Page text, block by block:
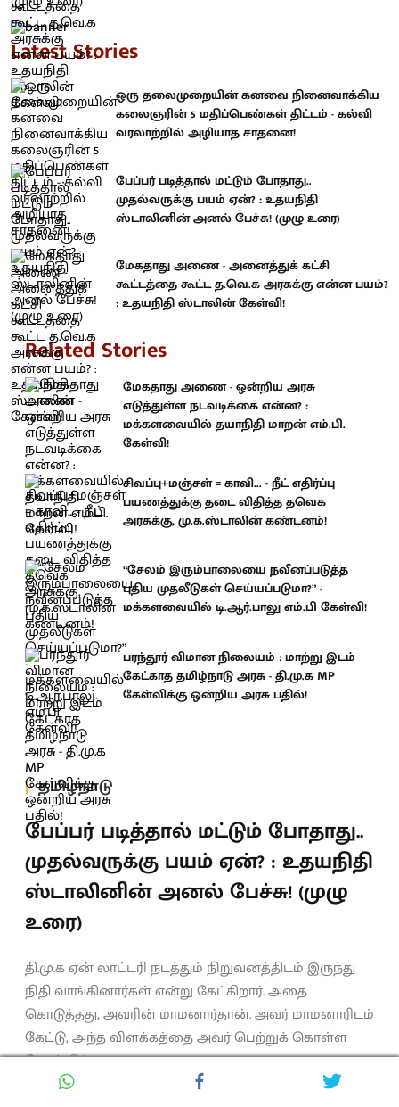
Latest Stories
ஒரு தலைமுறையின் கனவை நினைவாக்கிய
கலைஞரின் 5 மதிப்பெண்கள் திட்டம் - கல்வி
வரலாற்றில் அழியாத சாதனை!
பேப்பர் படித்தால் மட்டும் போதாது..
முதல்வருக்கு பயம் ஏன்? : உதயநிதி
ஸ்டாலினின் அனல் பேச்சு! (முழு உரை)
மேகதாது அணை - அனைத்துக் கட்சி
கூட்டத்தை கூட்ட த.வெ.க அரசுக்கு என்ன பயம்?
: உதயநிதி ஸ்டாலின் கேள்வி!
Related Stories
மேகதாது அணை - ஒன்றிய அரசு
எடுத்துள்ள நடவடிக்கை என்ன? :
மக்களவையில் தயாநிதி மாறன் எம்.பி.
கேள்வி!
சிவப்பு+மஞ்சள் = காவி... - நீட் எதிர்ப்பு
பயணத்துக்கு தடை விதித்த தவெக
அரசுக்கு, மு.க.ஸ்டாலின் கண்டனம்!
“சேலம் இரும்பாலையை நவீனப்படுத்த
புதிய முதலீடுகள் செய்யப்படுமா?” -
மக்களவையில் டி.ஆர்.பாலு எம்.பி கேள்வி!
பரந்தூர் விமான நிலையம் : மாற்று இடம்
கேட்காத தமிழ்நாடு அரசு - தி.மு.க MP
கேள்விக்கு ஒன்றிய அரசு பதில்!
தமிழ்நாடு
பேப்பர் படித்தால் மட்டும் போதாது..
முதல்வருக்கு பயம் ஏன்? : உதயநிதி
ஸ்டாலினின் அனல் பேச்சு! (முழு
உரை)
தி.மு.க ஏன் லாட்டரி நடத்தும் நிறுவனத்திடம் இருந்து
நிதி வாங்கினார்கள் என்று கேட்கிறார். அதை
கொடுத்தது, அவரின் மாமனார்தான். அவர் மாமனாரிடம்
கேட்டு, அந்த விளக்கத்தை அவர் பெற்றுக் கொள்ள
வேண்டும்